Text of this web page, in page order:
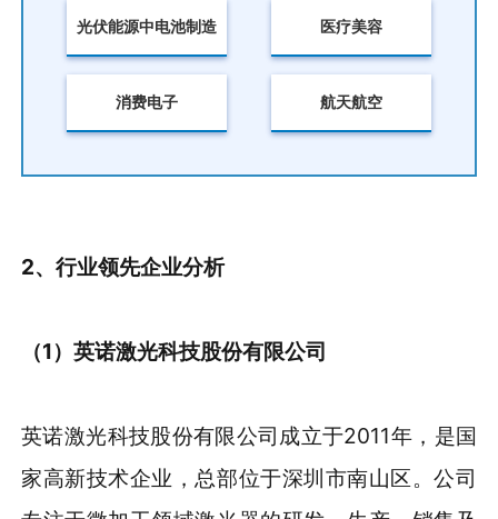
光伏能源中电池制造 医疗美容
消费电子 航天航空
2、行业领先企业分析
（1）英诺激光科技股份有限公司
英诺激光科技股份有限公司成立于2011年，是国
家高新技术企业，总部位于深圳市南山区。公司